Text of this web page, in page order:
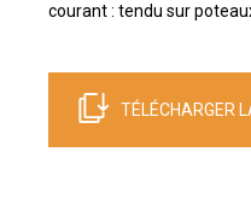
courant : tendu sur
TÉLÉCHARGER